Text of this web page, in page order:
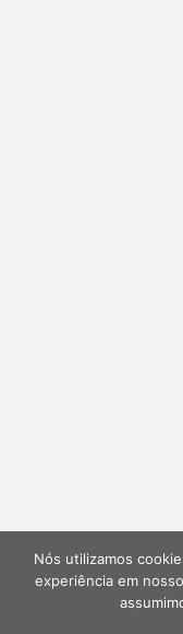
Nós utilizamos
experiência em